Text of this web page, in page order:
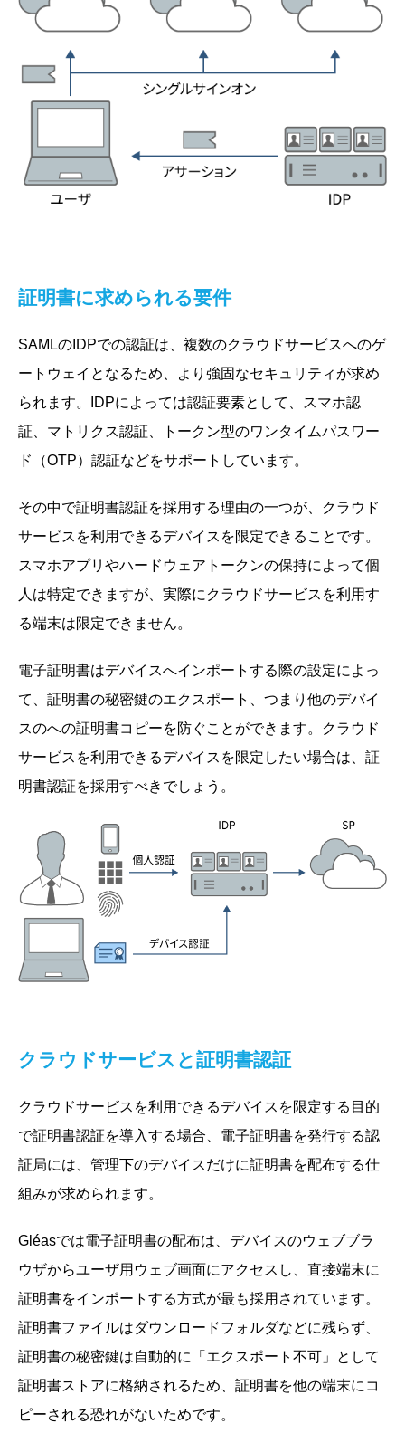
証明書に求められる要件
SAMLのIDPでの認証は、複数のクラウドサービスへのゲ
ートウェイとなるため、より強固なセキュリティが求め
られます。IDPによっては認証要素として、スマホ認
証、マトリクス認証、トークン型のワンタイムパスワー
ド（OTP）認証などをサポートしています。
その中で証明書認証を採用する理由の一つが、クラウド
サービスを利用できるデバイスを限定できることです。
スマホアプリやハードウェアトークンの保持によって個
人は特定できますが、実際にクラウドサービスを利用す
る端末は限定できません。
電子証明書はデバイスへインポートする際の設定によっ
て、証明書の秘密鍵のエクスポート、つまり他のデバイ
スのへの証明書コピーを防ぐことができます。クラウド
サービスを利用できるデバイスを限定したい場合は、証
明書認証を採用すべきでしょう。
クラウドサービスと証明書認証
クラウドサービスを利用できるデバイスを限定する目的
で証明書認証を導入する場合、電子証明書を発行する認
証局には、管理下のデバイスだけに証明書を配布する仕
組みが求められます。
Gléasでは電子証明書の配布は、デバイスのウェブブラ
ウザからユーザ用ウェブ画面にアクセスし、直接端末に
証明書をインポートする方式が最も採用されています。
証明書ファイルはダウンロードフォルダなどに残らず、
証明書の秘密鍵は自動的に「エクスポート不可」として
証明書ストアに格納されるため、証明書を他の端末にコ
ピーされる恐れがないためです。